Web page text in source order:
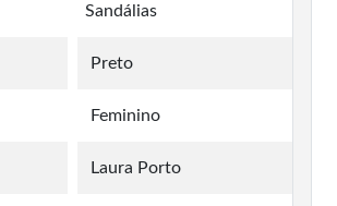
Sandálias
Preto
Feminino
Laura Porto